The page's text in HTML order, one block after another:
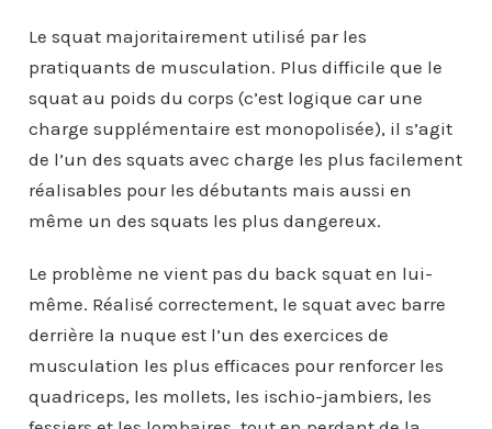
Le squat majoritairement utilisé par les
pratiquants de musculation. Plus difficile que le
squat au poids du corps (c’est logique car une
charge supplémentaire est monopolisée), il s’agit
de l’un des squats avec charge les plus facilement
réalisables pour les débutants mais aussi en
même un des squats les plus dangereux.
Le problème ne vient pas du back squat en lui-
même. Réalisé correctement, le squat avec barre
derrière la nuque est l’un des exercices de
musculation les plus efficaces pour renforcer les
quadriceps, les mollets, les ischio-jambiers, les